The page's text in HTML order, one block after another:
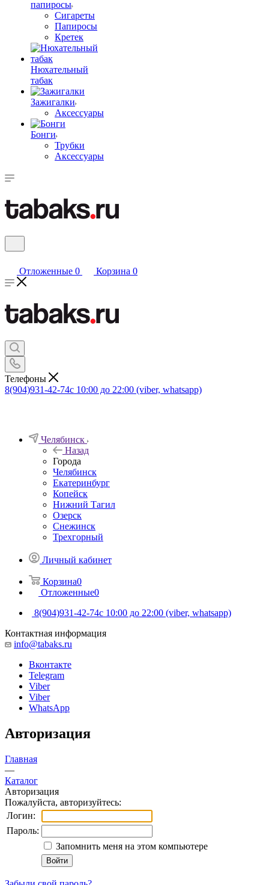
папиросы
Сигареты
Папиросы
Кретек
Нюхательный
табак
Зажигалки
Аксессуары
Бонги
Трубки
Аксессуары
Отложенные 0 Корзина 0
Телефоны
8(904)931-42-74с 10:00 до 22:00 (viber, whatsapp)
Челябинск
Назад
Города
Челябинск
Екатеринбург
Копейск
Нижний Тагил
Озерск
Снежинск
Трехгорный
Личный кабинет
Корзина0
Отложенные0
8(904)931-42-74с 10:00 до 22:00 (viber, whatsapp)
Контактная информация
info@tabaks.ru
Вконтакте
Telegram
Viber
Viber
WhatsApp
Авторизация
Главная
—
Каталог
Авторизация
Пожалуйста, авторизуйтесь:
Логин:
Пароль:
Запомнить меня на этом компьютере